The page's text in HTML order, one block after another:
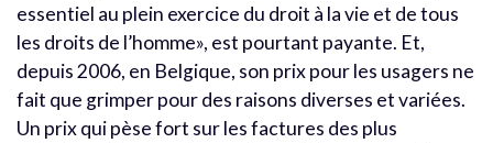
essentiel au plein exercice du droit à la vie et de tous
les droits de l’homme», est pourtant payante. Et,
depuis 2006, en Belgique, son prix pour les usagers ne
fait que grimper pour des raisons diverses et variées.
Un prix qui pèse fort sur les factures des plus